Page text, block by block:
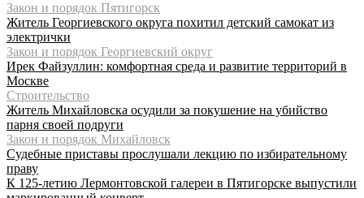
Закон и порядок Пятигорск
Житель Георгиевского округа похитил детский самокат из
электрички
Закон и порядок Георгиевский округ
Ирек Файзуллин: комфортная среда и развитие территорий в
Москве
Строительство
Житель Михайловска осудили за покушение на убийство
парня своей подруги
Закон и порядок Михайловск
Судебные приставы прослушали лекцию по избирательному
праву
К 125-летию Лермонтовской галереи в Пятигорске выпустили